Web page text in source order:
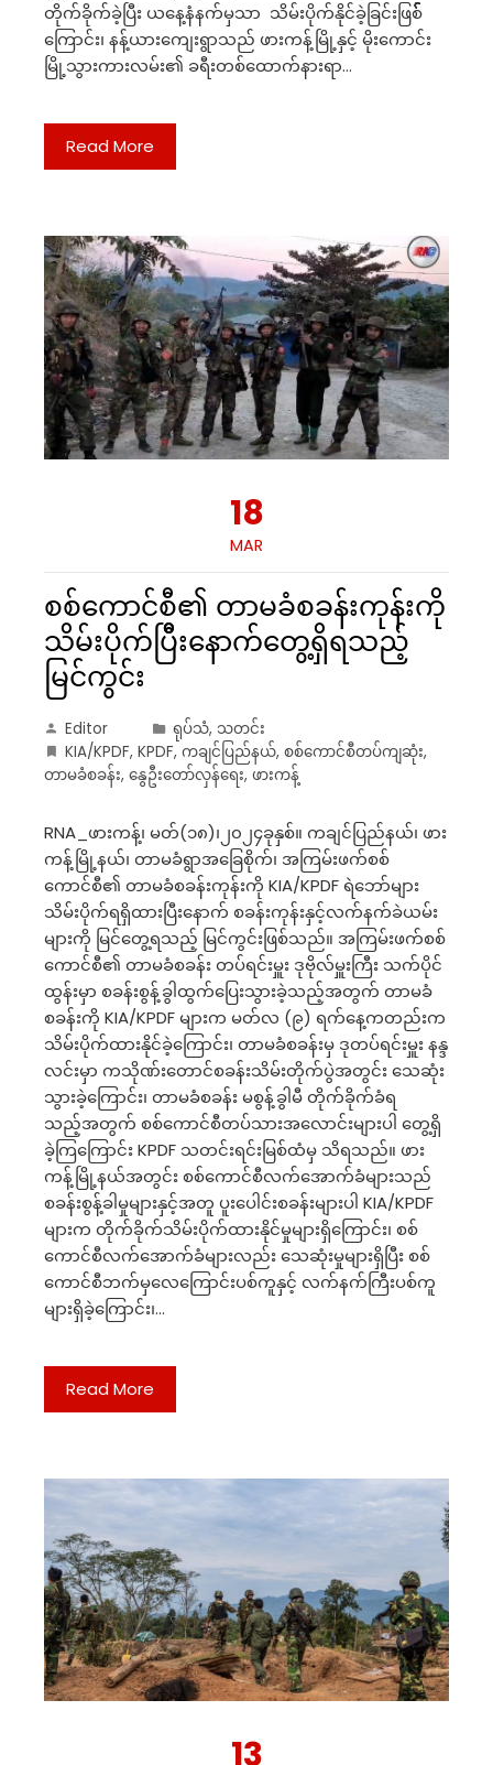
တိုက်ခိုက်ခဲ့ပြီး ယနေ့နံနက်မှသာ သိမ်းပိုက်နိုင်ခဲ့ခြင်းဖြစ််််််််
ကြောင်း၊ နန့်ယားကျေးရွာသည် ဖားကန့်မြို့နှင့် မိုးကောင်း
မြို့သွားကားလမ်း၏ ခရီးတစ်ထောက်နားရာ…
Read More
18
MAR
စစ်ကောင်စီ၏ တာမခံစခန်းကုန်းကို
သိမ်းပိုက်ပြီီးနောက်တွေ့ရှိရသည့်
မြင်ကွင်း
Editor ရုပ်သံ, သတင်း
KIA/KPDF, KPDF, ကချင်ပြည်နယ်, စစ်ကောင်စီတပ်ကျဆုံး,
တာမခံစခန်း, နွေဦးတော်လှန်ရေး, ဖားကန့်
RNA_ဖားကန့်၊ မတ်(၁၈)၊၂၀၂၄ခုနှစ်။ ကချင်ပြည်နယ်၊ ဖား
ကန့်မြို့နယ်၊ တာမခံရွာအခြေစိုက်၊ အကြမ်းဖက်စစ်
ကောင်စီ၏ တာမခံစခန်းကုန်းကို KIA/KPDF ရဲဘော်များ
သိမ်းပိုက်ရရှိထားပြီးနောက် စခန်းကုန်းနှင့်လက်နက်ခဲယမ်း
များကို မြင်တွေ့ရသည့် မြင်ကွင်းဖြစ်သည်။ အကြမ်းဖက်စစ်
ကောင်စီ၏ တာမခံစခန်း တပ်ရင်းမှူး ဒုဗိုလ်မှူးကြီး သက်ပိုင်
ထွန်းမှာ စခန်းစွန့်ခွါထွက်ပြေးသွားခဲ့သည့်အတွက် တာမခံ
စခန်းကို KIA/KPDF များက မတ်လ (၉) ရက်နေ့ကတည်းက
သိမ်းပိုက်ထားနိုင်ခဲ့ကြောင်း၊ တာမခံစခန်းမှ ဒုတပ်ရင်းမှူး နန္ဒ
လင်းမှာ ကသိုဏ်းတောင်စခန်းသိမ်းတိုက်ပွဲအတွင်း သေဆုံး
သွားခဲ့ကြောင်း၊ တာမခံစခန်း မစွန့်ခွါမီ တိုက်ခိုက်ခံရ
သည့်အတွက် စစ်ကောင်စီတပ်သားအလောင်းများပါ တွေ့ရှိ
ခဲ့ကြကြောင်း KPDF သတင်းရင်းမြစ်ထံမှ သိရသည်။ ဖား
ကန့်မြို့နယ်အတွင်း စစ်ကောင်စီလက်အောက်ခံများသည်
စခန်းစွန့်ခါမှုများနှင့်အတူ ပူးပေါင်းစခန်းများပါ KIA/KPDF
များက တိုက်ခိုက်သိမ်းပိုက်ထားနိုင်မှုများရှိကြောင်း၊ စစ်
ကောင်စီလက်အောက်ခံများလည်း သေဆုံးမှုများရှိပြီး စစ်
ကောင်စီဘက်မှလေကြောင်းပစ်ကူနှင့် လက်နက်ကြီးပစ်ကူ
များရှိခဲ့ကြောင်း၊…
Read More
13